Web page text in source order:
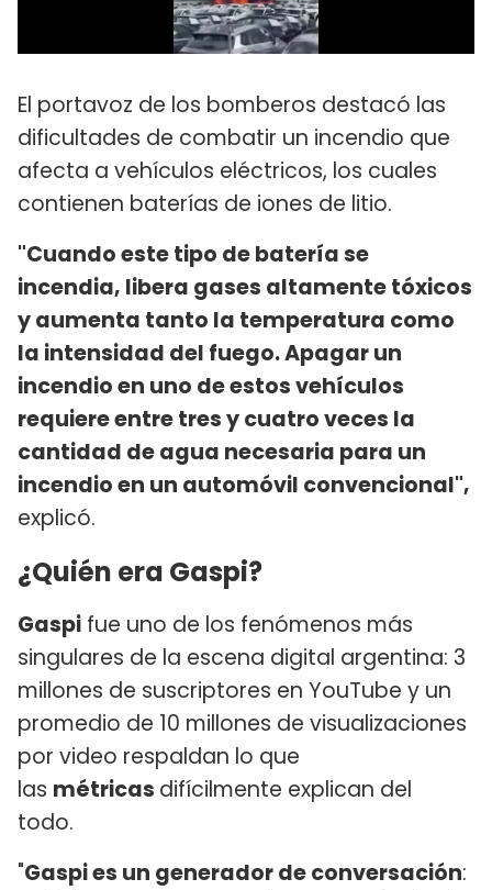
El portavoz de los bomberos destacó las
dificultades de combatir un incendio que
afecta a vehículos eléctricos, los cuales
contienen baterías de iones de litio.
"Cuando este tipo de batería se
incendia, libera gases altamente tóxicos
y aumenta tanto la temperatura como
la intensidad del fuego. Apagar un
incendio en uno de estos vehículos
requiere entre tres y cuatro veces la
cantidad de agua necesaria para un
incendio en un automóvil convencional",
explicó.
¿Quién era Gaspi?
Gaspi fue uno de los fenómenos más
singulares de la escena digital argentina: 3
millones de suscriptores en YouTube y un
promedio de 10 millones de visualizaciones
por video respaldan lo que
las métricas difícilmente explican del
todo.
"Gaspi es un generador de conversación: